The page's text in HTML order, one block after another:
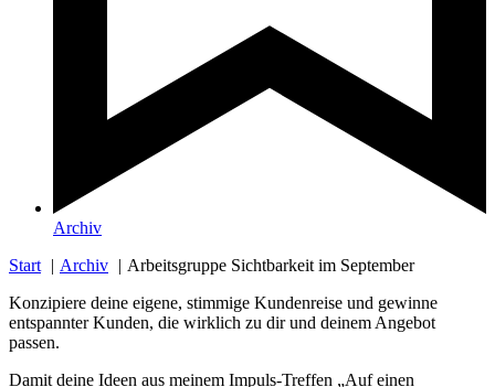
Archiv
Start
Archiv
Arbeitsgruppe Sichtbarkeit im September
Konzipiere deine eigene, stimmige Kundenreise und gewinne
entspannter Kunden, die wirklich zu dir und deinem Angebot
passen.
Damit deine Ideen aus meinem Impuls-Treffen „Auf einen